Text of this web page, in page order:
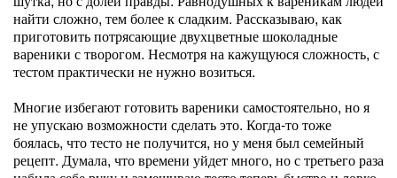
найти сложно, тем более к сладким. Рассказываю, как
приготовить потрясающие двухцветные шоколадные
вареники с творогом. Несмотря на кажущуюся сложность, с
тестом практически не нужно возиться.
Многие избегают готовить вареники самостоятельно, но я
не упускаю возможности сделать это. Когда-то тоже
боялась, что тесто не получится, но у меня был семейный
рецепт. Думала, что времени уйдет много, но с третьего раза